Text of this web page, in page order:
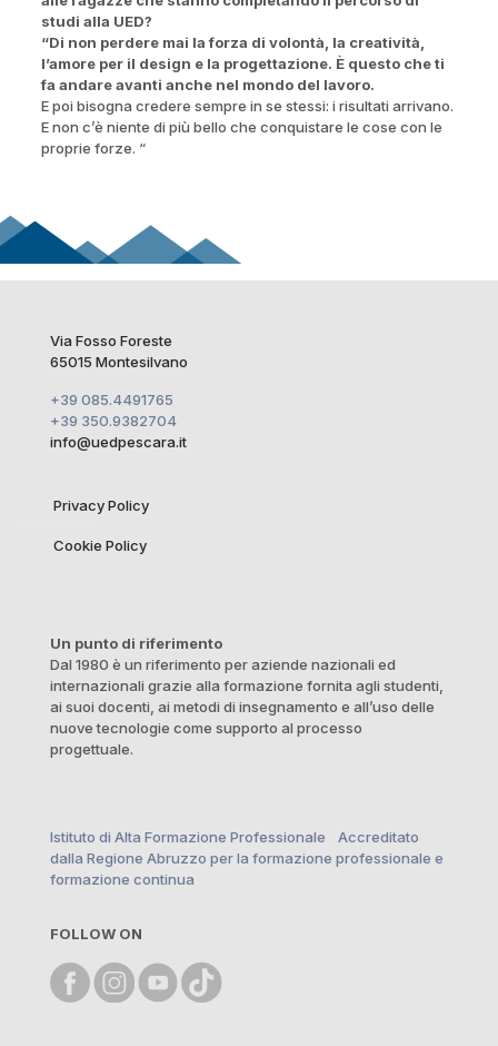
studi alla UED?
“Di non perdere mai la forza di volontà, la creatività,
l’amore per il design e la progettazione. È questo che ti
fa andare avanti anche nel mondo del lavoro.
E poi bisogna credere sempre in se stessi: i risultati arrivano.
E non c’è niente di più bello che conquistare le cose con le
proprie forze. “
Via Fosso Foreste
65015 Montesilvano
+39 085.4491765
+39 350.9382704
info@uedpescara.it
Privacy Policy
Cookie Policy
Un punto di riferimento
Dal 1980 è un riferimento per aziende nazionali ed
internazionali grazie alla formazione fornita agli studenti,
ai suoi docenti, ai metodi di insegnamento e all’uso delle
nuove tecnologie come supporto al processo
progettuale.
Istituto di Alta Formazione Professionale Accreditato
dalla Regione Abruzzo per la formazione professionale e
formazione continua
FOLLOW ON